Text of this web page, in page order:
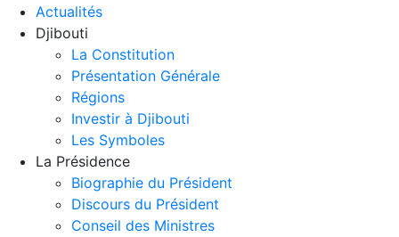
Actualités
Djibouti
La Constitution
Présentation Générale
Régions
Investir à Djibouti
Les Symboles
La Présidence
Biographie du Président
Discours du Président
Conseil des Ministres